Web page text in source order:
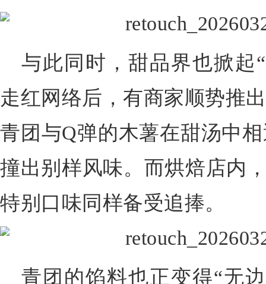
与此同时，甜品界也掀起
走红网络后，有商家顺势推
青团与Q弹的木薯在甜汤中
撞出别样风味。而烘焙店内
特别口味同样备受追捧。
青团的馅料也正变得“无